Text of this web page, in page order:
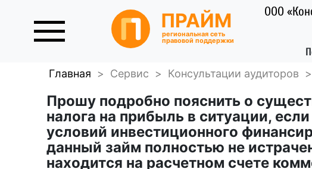
ПРАЙМ
региональная сеть
правовой поддержки
ООО
Главная > Сервис > Консультации аудиторов >
Прошу подробно пояснить о
налога на прибыль в ситуации,
условий инвестиционного
данный займ полностью не
находится на расчетном счете